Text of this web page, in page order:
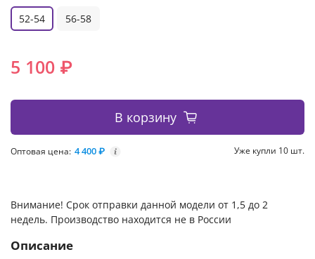
52-54
56-58
5 100 ₽
В корзину
Оптовая цена: 4 400 ₽ i Уже купли 10 шт.
Внимание! Срок отправки данной модели от 1,5 до 2
недель. Производство находится не в России
Описание